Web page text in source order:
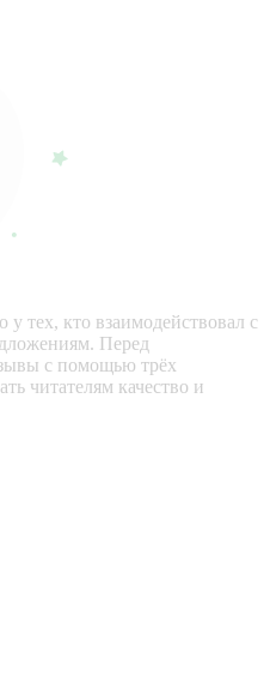
тех, кто взаимодействовал с
Перед
с помощью трёх
читателям качество и